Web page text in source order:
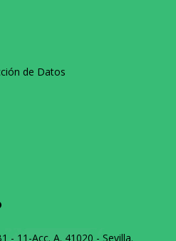
de Datos
- 11-Acc. A. 41020 - Sevilla.